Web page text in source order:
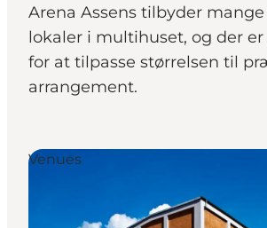
Arena Assens tilbyder
lokaler i multihuset, og der
for at tilpasse størrelsen til
arrangement.
Venues